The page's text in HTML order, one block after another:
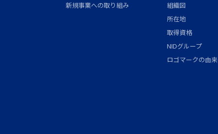
新規事業への取り組み
組織図
所在地
取得資格
NIDグループ
ロゴマークの由来